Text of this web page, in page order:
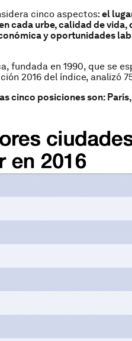
cinco aspectos: el
cada urbe, calidad de vida,
y oportunidades
fundada en 1990, que se
2016 del índice, analizó
cinco posiciones son: